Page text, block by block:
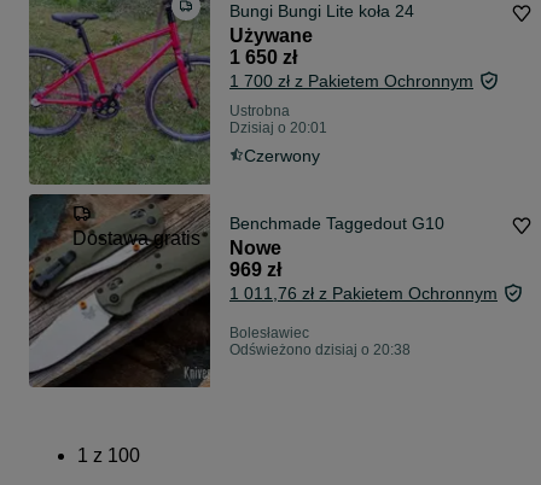
Bungi Bungi Lite koła 24
Używane
1 650 zł
1 700 zł z Pakietem Ochronnym
Ustrobna
Dzisiaj o 20:01
Czerwony
Dostawa gratis
Benchmade Taggedout G10
Nowe
969 zł
1 011,76 zł z Pakietem Ochronnym
Bolesławiec
Odświeżono dzisiaj o 20:38
1 z 100